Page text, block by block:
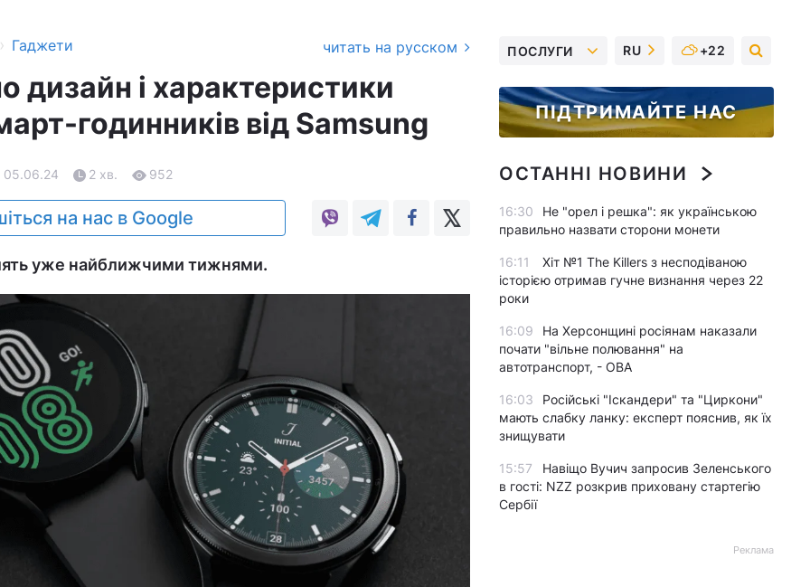
› Гаджети читать на русском
дизайн і характеристики
годинників від Samsung
05.06.24 2 хв. 952
на нас в Google
уже найближчими тижнями.
ПОСЛУГИ RU +22
ПІДТРИМАЙТЕ НАС
ОСТАННІ НОВИНИ
16:30
Не "орел і решка": як українською
правильно назвати сторони монети
16:11
Хіт №1 The Killers з несподіваною
історією отримав гучне визнання через 22
роки
16:09
На Херсонщині росіянам наказали
почати "вільне полювання" на
автотранспорт, - ОВА
16:03
Російські "Іскандери" та "Циркони"
мають слабку ланку: експерт пояснив, як їх
знищувати
15:57
Навіщо Вучич запросив Зеленського
в гості: NZZ розкрив приховану стартегію
Сербії
Реклама